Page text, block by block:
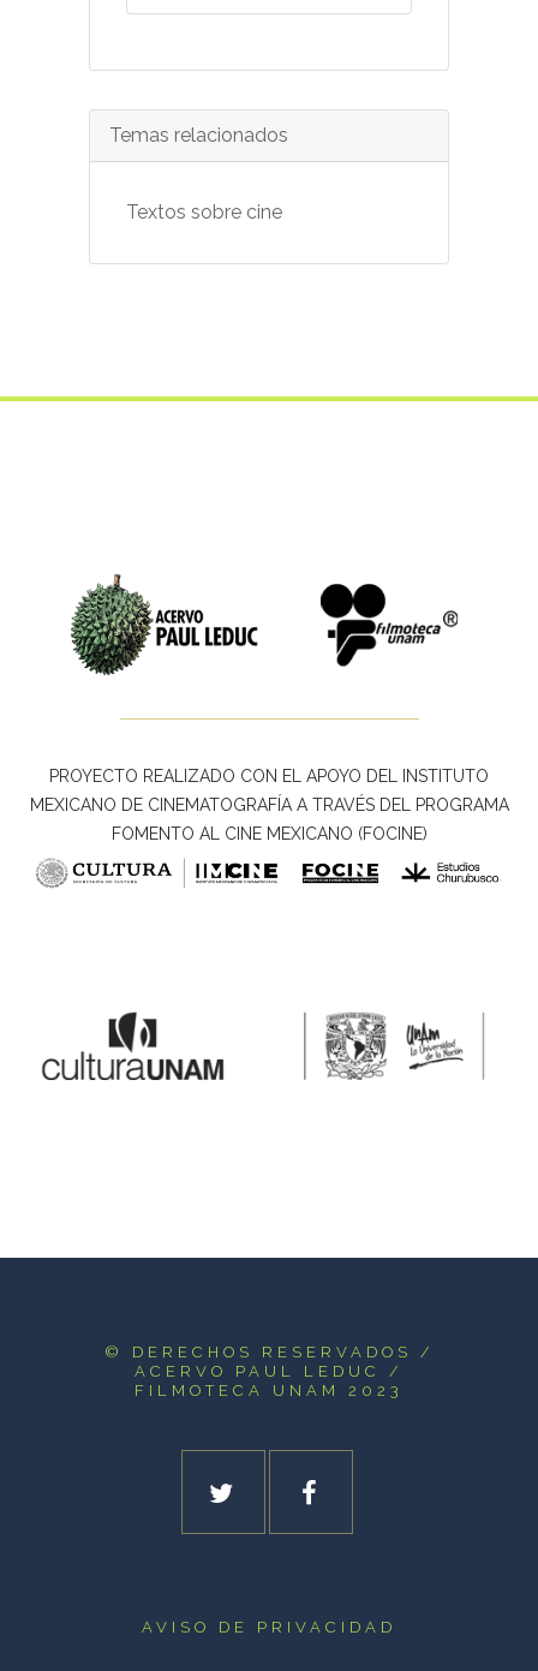
Temas relacionados
Textos sobre cine
PROYECTO REALIZADO CON EL APOYO DEL INSTITUTO
MEXICANO DE CINEMATOGRAFÍA A TRAVÉS DEL PROGRAMA
FOMENTO AL CINE MEXICANO (FOCINE)
© DERECHOS RESERVADOS
/
ACERVO PAUL LEDUC /
FILMOTECA UNAM 2023
AVISO DE PRIVACIDAD